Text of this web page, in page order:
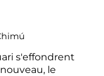
s'effondrent
nouveau, le